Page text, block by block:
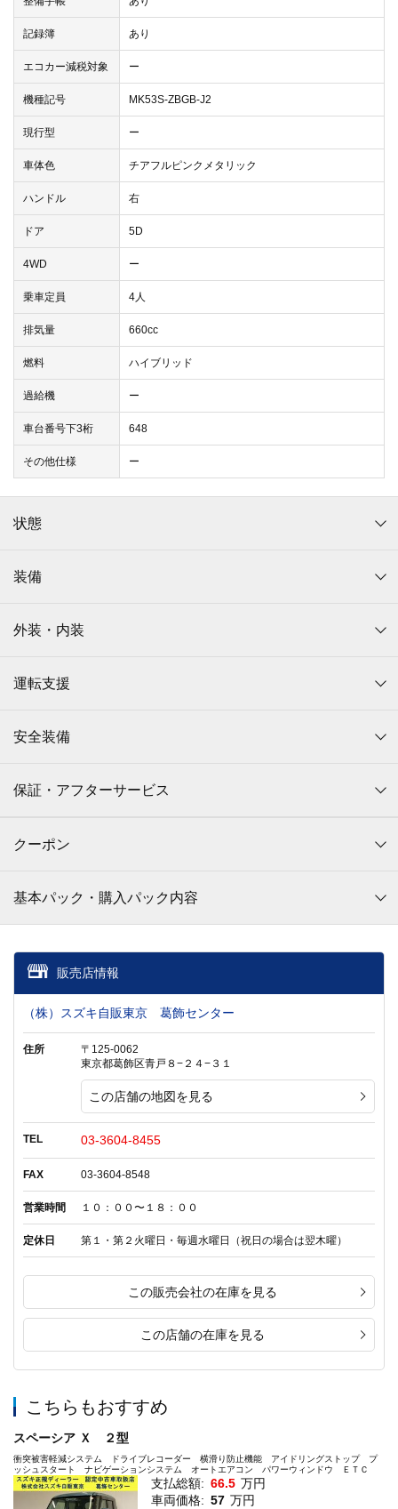
記録簿 あり
エコカー減税対象 ー
機種記号 MK53S-ZBGB-J2
現行型 ー
車体色 チアフルピンクメタリック
ハンドル 右
ドア 5D
4WD ー
乗車定員 4人
排気量 660cc
燃料 ハイブリッド
過給機 ー
車台番号下3桁 648
その他仕様 ー
状態
装備
外装・内装
運転支援
安全装備
保証・アフターサービス
クーポン
基本パック・購入パック内容
販売店情報
（株）スズキ自販東京 葛飾センター
住所
〒125-0062
東京都葛飾区青戸８−２４−３１
この店舗の地図を見る
TEL 03-3604-8455
FAX 03-3604-8548
営業時間 １０：００〜１８：００
定休日 第１・第２火曜日・毎週水曜日（祝日の場合は翌木曜）
この販売会社の在庫を見る
この店舗の在庫を見る
こちらもおすすめ
スペーシア Ｘ ２型
衝突被害軽減システム ドライブレコーダー 横滑り防止機能 アイドリングストップ プ
ッシュスタート ナビゲーションシステム オートエアコン パワーウィンドウ ＥＴＣ
支払総額: 66.5 万円
車両価格: 57 万円